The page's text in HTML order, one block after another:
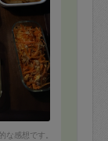
な感想です。